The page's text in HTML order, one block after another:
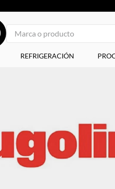
Marca o producto
REFRIGERACIÓN